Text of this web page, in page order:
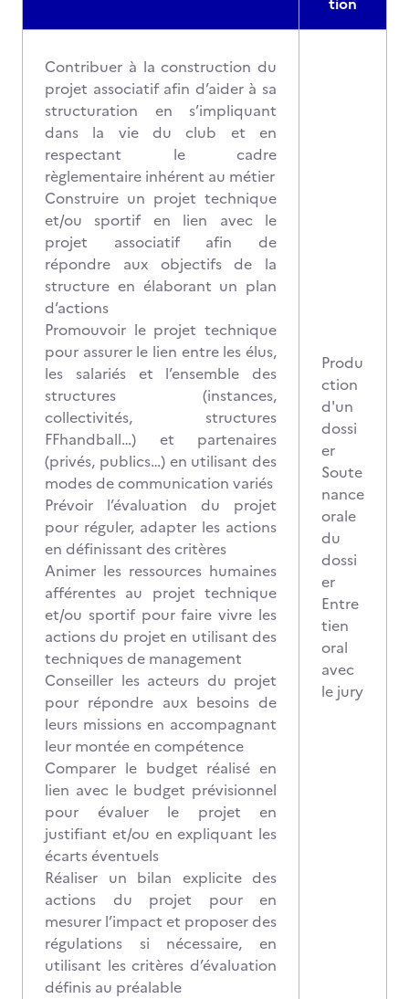
Contribuer à la construction du
projet associatif afin d’aider à sa
structuration en s’impliquant
dans la vie du club et en
respectant le cadre
règlementaire inhérent au métier
Construire un projet technique
et/ou sportif en lien avec le
projet associatif afin de
répondre aux objectifs de la
structure en élaborant un plan
d’actions
Promouvoir le projet technique
pour assurer le lien entre les élus,
les salariés et l’ensemble des
structures (instances,
collectivités, structures
FFhandball…) et partenaires
(privés, publics…) en utilisant des
modes de communication variés
Prévoir l’évaluation du projet
pour réguler, adapter les actions
en définissant des critères
Animer les ressources humaines
afférentes au projet technique
et/ou sportif pour faire vivre les
actions du projet en utilisant des
techniques de management
Conseiller les acteurs du projet
pour répondre aux besoins de
leurs missions en accompagnant
leur montée en compétence
Comparer le budget réalisé en
lien avec le budget prévisionnel
pour évaluer le projet en
justifiant et/ou en expliquant les
écarts éventuels
Réaliser un bilan explicite des
actions du projet pour en
mesurer l’impact et proposer des
régulations si nécessaire, en
utilisant les critères d’évaluation
définis au préalable
Produ
ction
d'un
dossi
er
Soute
nance
orale
du
dossi
er
Entre
tien
oral
avec
le jury